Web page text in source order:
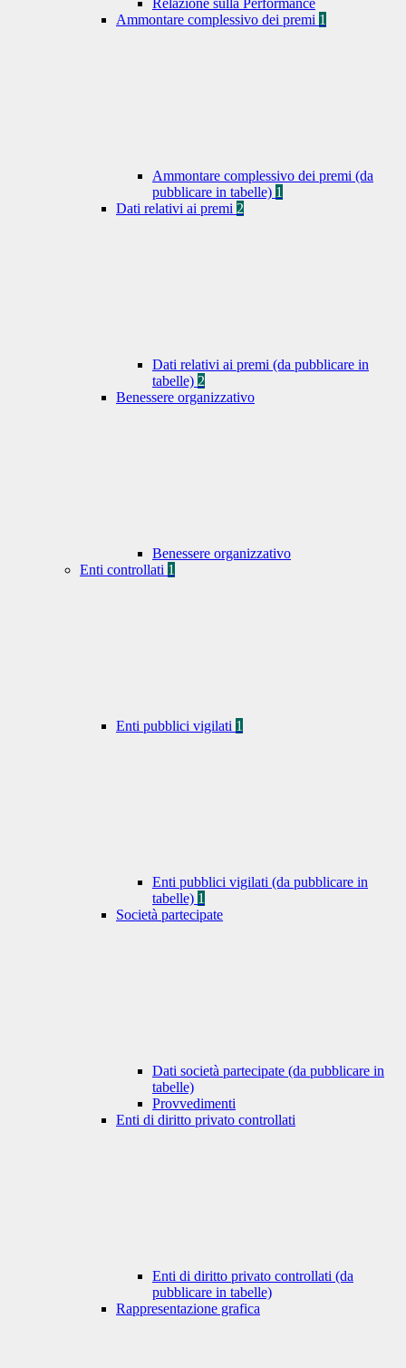
Relazione sulla Performance
Ammontare complessivo dei premi 1
Ammontare complessivo dei premi (da
pubblicare in tabelle) 1
Dati relativi ai premi 2
Dati relativi ai premi (da pubblicare in
tabelle) 2
Benessere organizzativo
Benessere organizzativo
Enti controllati 1
Enti pubblici vigilati 1
Enti pubblici vigilati (da pubblicare in
tabelle) 1
Società partecipate
Dati società partecipate (da pubblicare in
tabelle)
Provvedimenti
Enti di diritto privato controllati
Enti di diritto privato controllati (da
pubblicare in tabelle)
Rappresentazione grafica